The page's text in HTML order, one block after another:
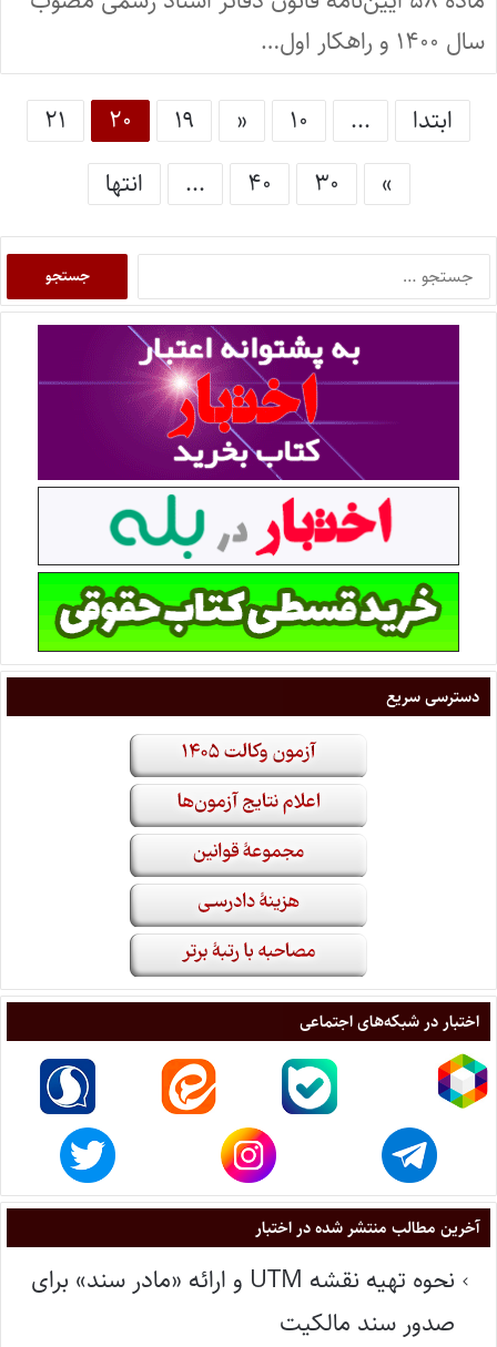
سال ۱۴۰۰ و راهکار اول…
ابتدا ... ۱۰ « ۱۹ ۲۰
۲۱
»
۳۰ ۴۰ ... انتها
دسترسی سریع
اختبار در شبکه‌های اجتماعی
آخرین مطالب منتشر شده در اختبار
نحوه تهیه نقشه UTM و ارائه «مادر سند» برای
صدور سند مالکیت